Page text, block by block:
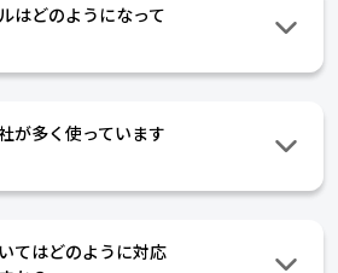
はどのようになって
が多く使っています
てはどのように対応